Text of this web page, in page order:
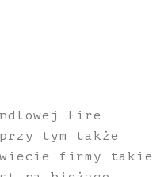
Fire
tym także
świecie firmy takie